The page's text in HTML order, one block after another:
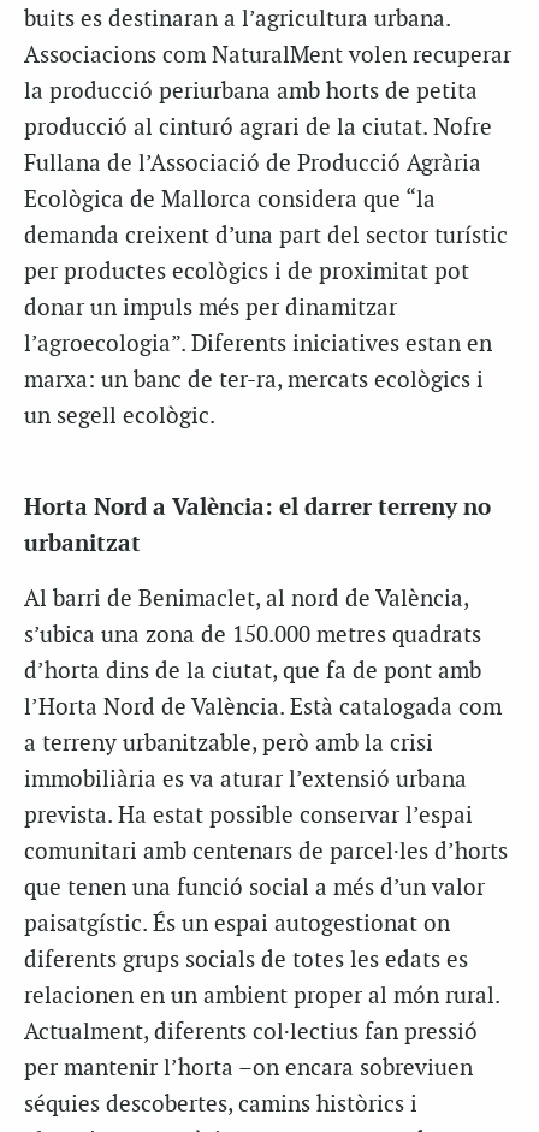
buits es destinaran a l’agricultura urbana.
Associacions com NaturalMent volen recuperar
la producció periurbana amb horts de petita
producció al cinturó agrari de la ciutat. Nofre
Fullana de l’Associació de Producció Agrària
Ecològica de Mallorca considera que “la
demanda creixent d’una part del sector turístic
per productes ecològics i de proximitat pot
donar un impuls més per dinamitzar
l’agroecologia”. Diferents iniciatives estan en
marxa: un banc de ter-ra, mercats ecològics i
un segell ecològic.
Horta Nord a València: el darrer terreny no
urbanitzat
Al barri de Benimaclet, al nord de València,
s’ubica una zona de 150.000 metres quadrats
d’horta dins de la ciutat, que fa de pont amb
l’Horta Nord de València. Està catalogada com
a terreny urbanitzable, però amb la crisi
immobiliària es va aturar l’extensió urbana
prevista. Ha estat possible conservar l’espai
comunitari amb centenars de parcel·les d’horts
que tenen una funció social a més d’un valor
paisatgístic. És un espai autogestionat on
diferents grups socials de totes les edats es
relacionen en un ambient proper al món rural.
Actualment, diferents col·lectius fan pressió
per mantenir l’horta –on encara sobreviuen
séquies descobertes, camins històrics i